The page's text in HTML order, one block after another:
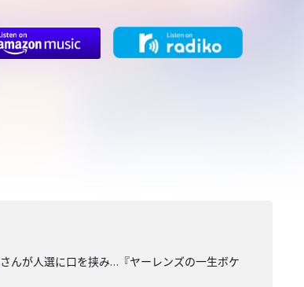
んが人選に口を挟み…『ヤーレンズの一生ボケ